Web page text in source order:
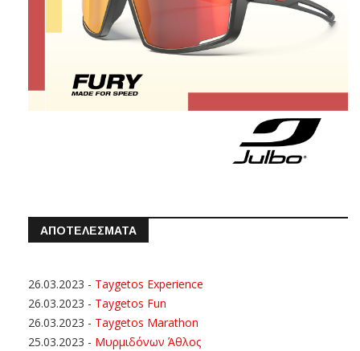
ΑΠΟΤΕΛΕΣΜΑΤΑ
26.03.2023 - Taygetos Experience
26.03.2023 - Taygetos Fun
26.03.2023 - Taygetos Marathon
25.03.2023 - Μυρμιδόνων Άθλος